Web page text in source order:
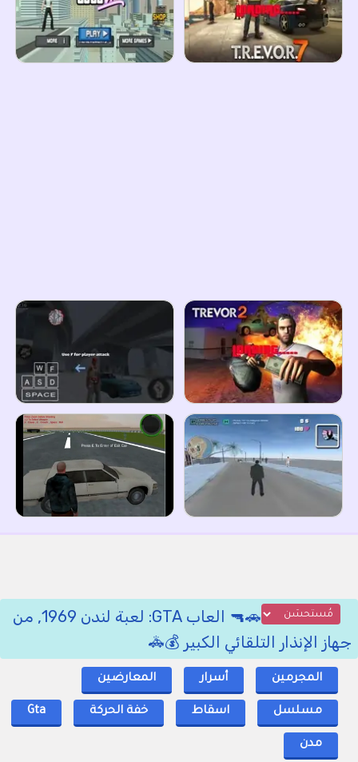
🚗🔫 العاب GTA: لعبة لندن 1969, من
جهاز الإنذار التلقائي الكبير 💰🚓
المجرمين أسرار المعارضين
مسلسل اسقاط خفة الحركة Gta
مدن